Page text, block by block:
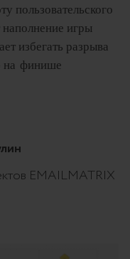
пользовательского
игры
избегать разрыва
на финише
EMAILMATRIX